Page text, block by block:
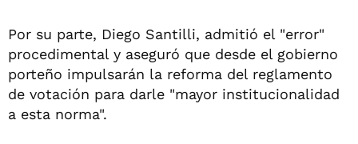
Por su parte, Diego Santilli, admitió el "error"
procedimental y aseguró que desde el gobierno
porteño impulsarán la reforma del reglamento
de votación para darle "mayor institucionalidad
a esta norma".